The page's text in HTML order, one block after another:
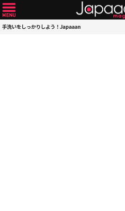
手洗いをしっかりしよう！Japaaan